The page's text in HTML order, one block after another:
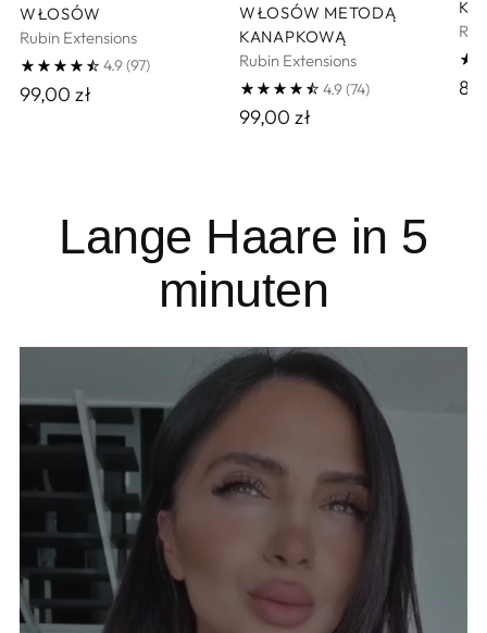
WŁOSÓW
Rubin Extensions
4.9(97)
99,00 zł
WŁOSÓW METODĄ
KANAPKOWĄ
Rubin Extensions
4.9(74)
99,00 zł
Lange Haare in 5
minuten